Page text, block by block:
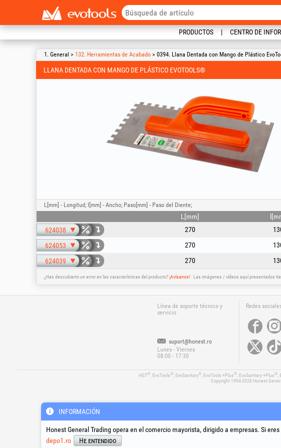
PRODUCTOS CENTRO DE
1. General > 132. Herramientas de Acabado > 0394. Llana Dentada con Mango de Plástico
LLANA DENTADA CON MANGO DE PLÁSTICO EVOTOOLS®
L[mm] - Longitud; l[mm] - Ancho; Paso[mm] - Paso del Diente;
L[mm]
624038
270
624053 270
624039 270
¿Has descubierto un error en las características del producto?¡Avísanos! Las imágenes / vídeos aquí presentados
Línea de soporte técnico y
servicio
suport@honest.ro
Lunes - Viernes
08:00 - 17:30
Redes
HGT®, EvoTools®, EvoSanitary®, EvoTools +Plus®, EvoSanitary +Plus®,
Copyright 1994-2026Honest
INFORMACIÓN
Honest General Trading opera en el comercio mayorista, dirigido a empresas. Si
depo1.ro
He entendido